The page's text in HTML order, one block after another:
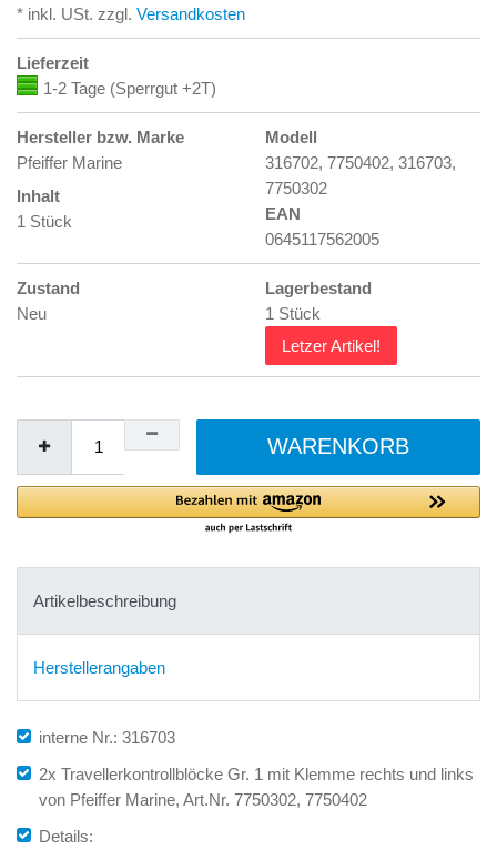
* inkl. USt. zzgl. Versandkosten
Lieferzeit
1-2 Tage (Sperrgut +2T)
Hersteller bzw. Marke
Pfeiffer Marine
Inhalt
1 Stück
Modell
316702, 7750402, 316703,
7750302
EAN
0645117562005
Zustand
Neu
Lagerbestand
1 Stück
Letzer Artikel!
WARENKORB
Artikelbeschreibung
Herstellerangaben
interne Nr.: 316703
2x Travellerkontrollblöcke Gr. 1 mit Klemme rechts und links
von Pfeiffer Marine, Art.Nr. 7750302, 7750402
Details: